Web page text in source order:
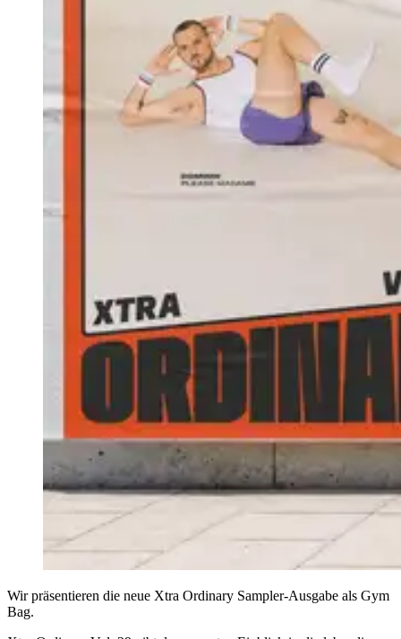
Wir präsentieren die neue Xtra Ordinary Sampler‑Ausgabe als Gym
Bag.